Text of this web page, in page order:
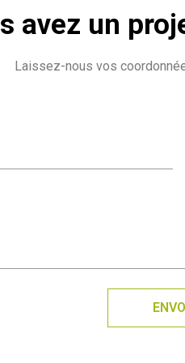
avez un
Laissez-nous vos